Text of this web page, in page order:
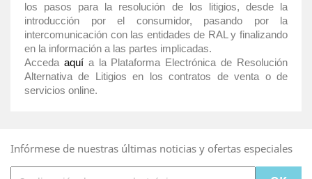
los pasos para la resolución de los litigios, desde la
introducción por el consumidor, pasando por la
intercomunicación con las entidades de RAL y finalizando
en la información a las partes implicadas.
Acceda aquía la Plataforma Electrónica de Resolución
Alternativa de Litigios en los contratos de venta o de
servicios online.
Infórmese de nuestras últimas noticias y ofertas especiales